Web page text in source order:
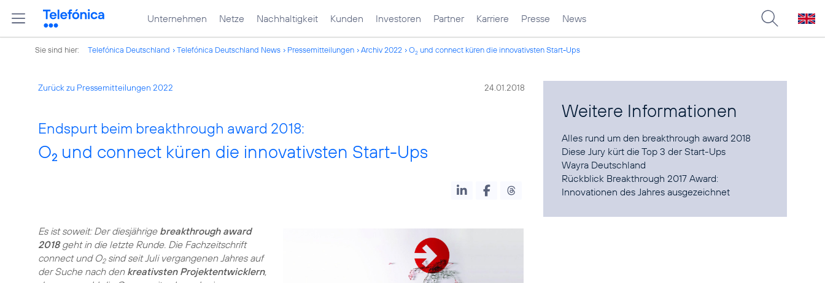
Unternehmen Netze Nachhaltigkeit Kunden Investoren Partner Karriere Presse News
Sie sind hier: Telefónica Deutschland Telefónica Deutschland News Pressemitteilungen Archiv 2022 O2 und connect küren die innovativsten Start-Ups
Zurück zu Pressemitteilungen 2022 24.01.2018
Endspurt beim breakthrough award 2018:
O2 und connect küren die innovativsten Start-Ups
Es ist soweit: Der diesjährige breakthrough award
2018geht in die letzte Runde. Die Fachzeitschrift
connect und O2sind seit Juli vergangenen Jahres auf
der Suche nach den kreativsten Projektentwicklern,
Weitere Informationen
Alles rund um den breakthrough award 2018
DieseJury
Wayra Deutschland
Rückblick Breakthrough 2017 Award:
Innovationen des Jahres ausgezeichnet